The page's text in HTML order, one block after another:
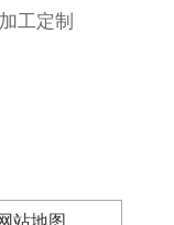
工定制
站地图